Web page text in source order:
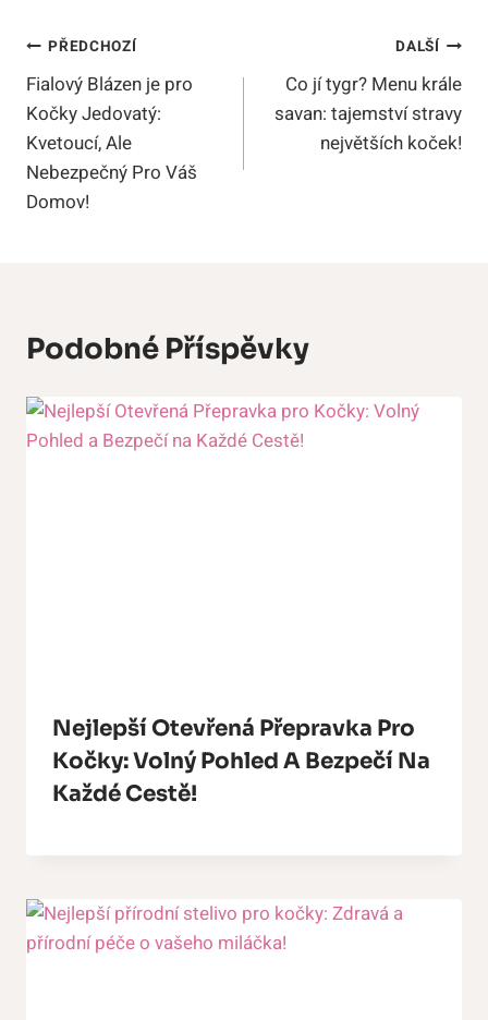
Navigace
Pro
Příspěvek
PŘEDCHOZÍ
Fialový Blázen je pro
Kočky Jedovatý:
Kvetoucí, Ale
Nebezpečný Pro Váš
Domov!
DALŠÍ
Co jí tygr? Menu krále
savan: tajemství stravy
největších koček!
Podobné Příspěvky
Nejlepší Otevřená Přepravka Pro
Kočky: Volný Pohled A Bezpečí Na
Každé Cestě!